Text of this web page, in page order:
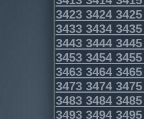
342334243425
343334343435
344334443445
345334543455
346334643465
347334743475
348334843485
349334943495